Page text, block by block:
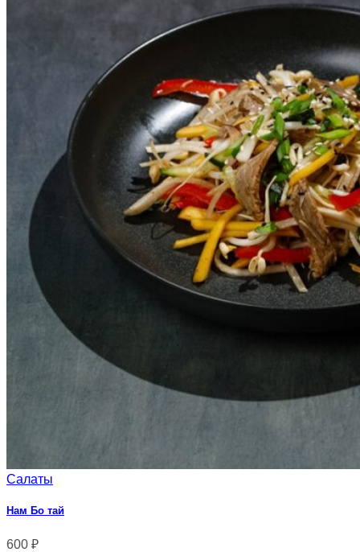
Салаты
Нам Бо тай
600 ₽